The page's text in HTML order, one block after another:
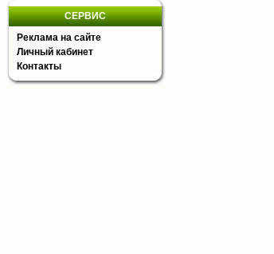
СЕРВИС
Реклама на сайте
Личный кабинет
Контакты